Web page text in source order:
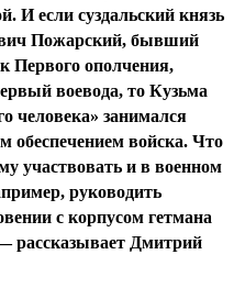
И если суздальский князь
Пожарский, бывший
Первого ополчения,
воевода, то Кузьма
человека» занимался
войска. Что
участвовать и в военном
руководить
с корпусом гетмана
рассказывает Дмитрий